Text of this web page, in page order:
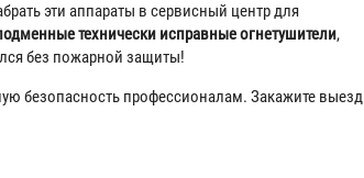
эти аппараты в сервисный центр для
технически исправные огнетушители,
без пожарной защиты!
безопасность профессионалам. Закажите выезд